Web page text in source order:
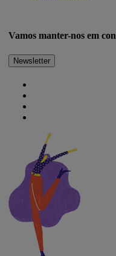
Vamos manter-nos em
Newsletter